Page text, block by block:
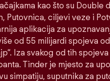
kao što su Double
Putovnica, ciljevi veze i
aplikacija za
od 55 milijardi spojeva
Iza svakog od tih
Tinder je mjesto za
simpatiju, suputnika za